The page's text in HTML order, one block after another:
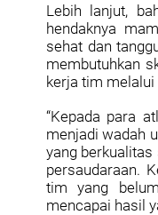
Lebih lanjut,
hendaknya
sehat dan
membutuhkan
kerja tim
“Kepada para
menjadi wadah
yang
persaudaraan.
tim yang
mencapai hasil